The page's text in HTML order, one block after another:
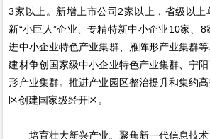
3家以上。新增上市公司2家以上，省级以
新“小巨人”企业、专精特新中小企业10家、
进中小企业特色产业集群、雁阵形产业集群
建材争创国家级中小企业特色产业集群、宁
形产业集群。推进产业园区整治提升和集约
区创建国家级经开区。
培育壮大新兴产业。聚焦新一代信息技术